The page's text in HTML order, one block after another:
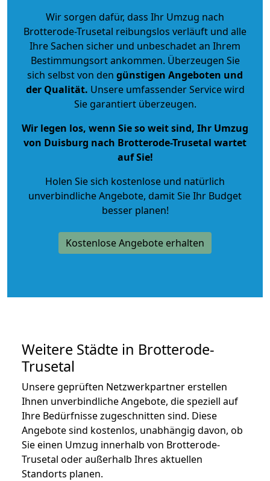
Wir sorgen dafür, dass Ihr Umzug nach
Brotterode-Trusetal reibungslos verläuft und alle
Ihre Sachen sicher und unbeschadet an Ihrem
Bestimmungsort ankommen. Überzeugen Sie
sich selbst von den günstigen Angeboten und
der Qualität. Unsere umfassender Service wird
Sie garantiert überzeugen.
Wir legen los, wenn Sie so weit sind, Ihr Umzug
von Duisburg nach Brotterode-Trusetal wartet
auf Sie!
Holen Sie sich kostenlose und natürlich
unverbindliche Angebote, damit Sie Ihr Budget
besser planen!
Kostenlose Angebote erhalten
Weitere Städte in Brotterode-
Trusetal
Unsere geprüften Netzwerkpartner erstellen
Ihnen unverbindliche Angebote, die speziell auf
Ihre Bedürfnisse zugeschnitten sind. Diese
Angebote sind kostenlos, unabhängig davon, ob
Sie einen Umzug innerhalb von Brotterode-
Trusetal oder außerhalb Ihres aktuellen
Standorts planen.